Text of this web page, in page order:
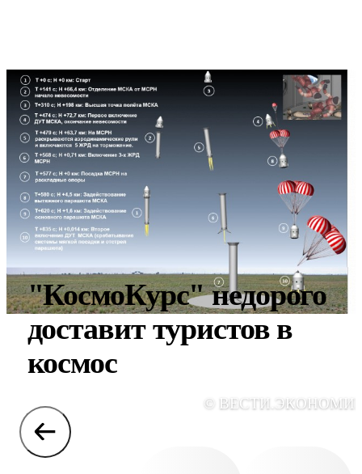
"КосмоКурс" недорого
доставит туристов в
космос
©